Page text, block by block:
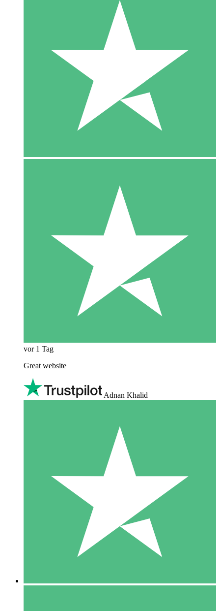
vor 1 Tag
Great website
Adnan Khalid